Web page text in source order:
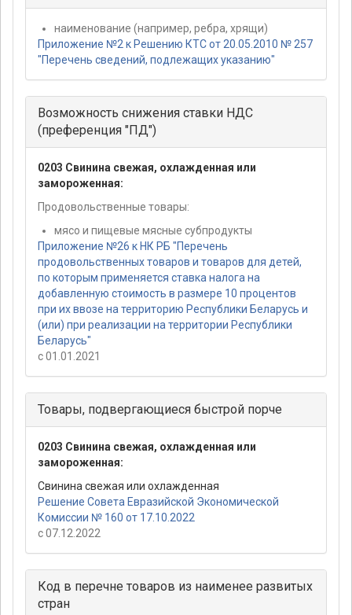
наименование (например, ребра, хрящи)
Приложение №2 к Решению КТС от 20.05.2010 № 257
"Перечень сведений, подлежащих указанию"
Возможность снижения ставки НДС
(преференция "ПД")
0203 Свинина свежая, охлажденная или
замороженная:
Продовольственные товары:
мясо и пищевые мясные субпродукты
Приложение №26 к НК РБ "Перечень
продовольственных товаров и товаров для детей,
по которым применяется ставка налога на
добавленную стоимость в размере 10 процентов
при их ввозе на территорию Республики Беларусь и
(или) при реализации на территории Республики
Беларусь"
с 01.01.2021
Товары, подвергающиеся быстрой порче
0203 Свинина свежая, охлажденная или
замороженная:
Свинина свежая или охлажденная
Решение Совета Евразийской Экономической
Комиссии № 160 от 17.10.2022
с 07.12.2022
Код в перечне товаров из наименее развитых
стран